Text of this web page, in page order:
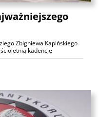
Zbigniewa Kapińskiego
kadencję